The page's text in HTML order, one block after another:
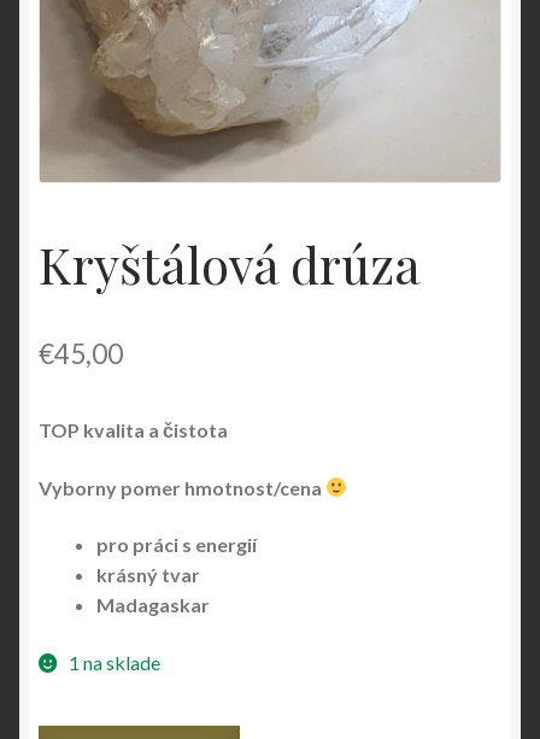
OBCHODNÉ PODMIENKY
Pokladňa
Zásady ochrany osobných údajov
Kryštálová drúza
€45,00
TOP kvalita a čistota
Vyborny pomer hmotnost/cena
pro práci s energií
krásný tvar
Madagaskar
1 na sklade